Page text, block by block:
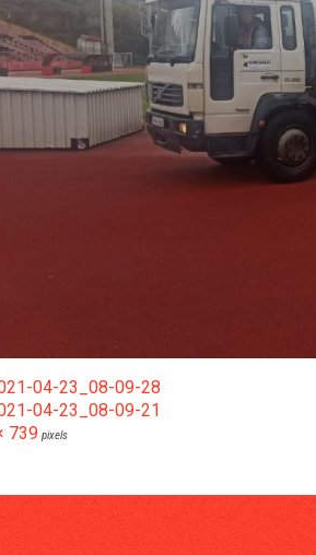
04-23_08-09-28
04-23_08-09-21
739 pixels